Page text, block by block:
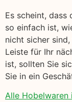
Es scheint, dass
so einfach ist,
nicht sicher
Leiste für Ihr
ist, sollten Sie
Sie in ein
Alle Hobelwaren